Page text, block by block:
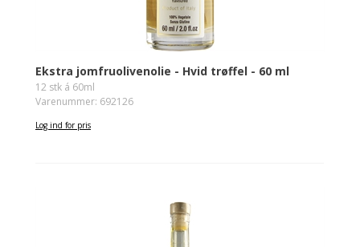
Ekstra jomfruolivenolie - Hvid trøffel - 60 ml
12 stk á 60ml
Varenummer: 692126
Log ind for pris